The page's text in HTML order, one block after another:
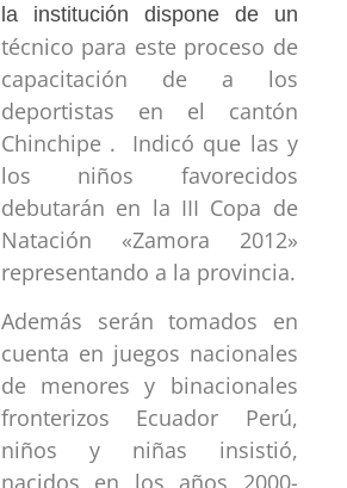
la institución dispone de un
técnico para este proceso de
capacitación de a los
deportistas en el cantón
Chinchipe . Indicó que las y
los niños favorecidos
debutarán en la III Copa de
Natación «Zamora 2012»
representando a la provincia.
Además serán tomados en
cuenta en juegos nacionales
de menores y binacionales
fronterizos Ecuador Perú,
niños y niñas insistió,